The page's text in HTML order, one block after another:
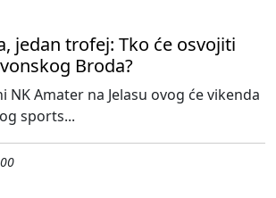
jedan trofej: Tko će osvojiti
Broda?
Amater na Jelasu ovog će vikenda
sports...